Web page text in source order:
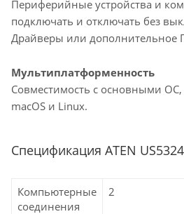
Периферийные устройства и
подключать и отключать без
Драйверы или дополнительное
Мультиплатформенность
Совместимость с основными
macOS и Linux.
Спецификация ATEN US5324
Компьютерные
соединения
2